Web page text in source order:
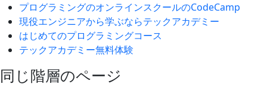
プログラミングのオンラインスクールのCodeCamp
現役エンジニアから学ぶならテックアカデミー
はじめてのプログラミングコース
テックアカデミー無料体験
同じ階層のページ